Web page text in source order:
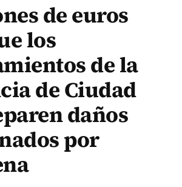
de euros
los
de la
de Ciudad
daños
por